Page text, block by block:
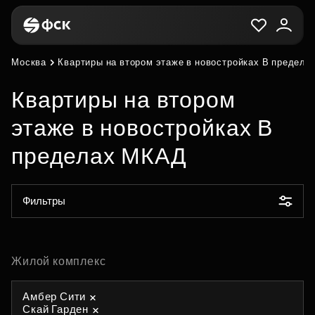
Москва Квартиры на втором этаже в новостройках В
Квартиры на втором
этаже в новостройках В
пределах МКАД
Фильтры
Жилой комплекс
Амбер Сити
Скай Гарден